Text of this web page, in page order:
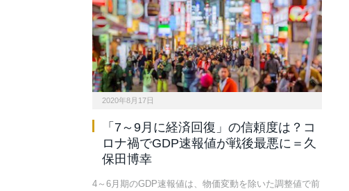
2020年8月17日
「7～9月に経済回復」の信頼度は？コ
ロナ禍でGDP速報値が戦後最悪に＝久
保田博幸
4～6月期のGDP速報値は、物価変動を除いた調整値で前